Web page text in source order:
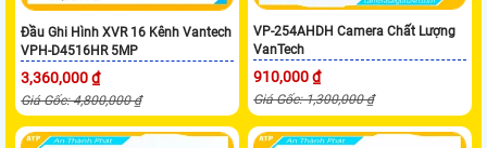
Đầu Ghi Hình XVR 16 Kênh Vantech
VPH-D4516HR 5MP
3,360,000 ₫
Giá Gốc: 4,800,000 ₫
VP-254AHDH Camera Chất Lượng
VanTech
910,000 ₫
Giá Gốc: 1,300,000 ₫